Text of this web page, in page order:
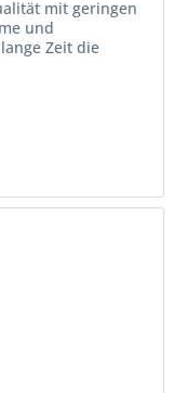
mit geringen
und
Zeit die